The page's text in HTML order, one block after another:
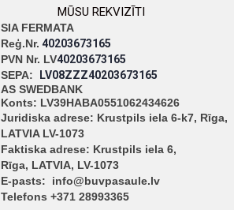
MŪSU REKVIZĪTI
SIA FERMATA
Reģ.Nr. 40203673165
PVN Nr. LV40203673165
SEPA:
LV08ZZZ40203673165
AS SWEDBANK
Konts: LV39HABA0551062434626
Juridiska adrese: Krustpils iela 6-k7, Rīga,
LATVIA LV-1073
Faktiska adrese: Krustpils iela 6,
Rīga, LATVIA, LV-1073
E-pasts: info@buvpasaule.lv
Telefons +371 28993365